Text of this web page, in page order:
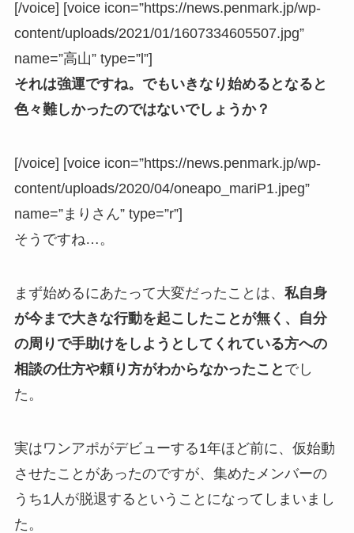
[/voice] [voice icon=”https://news.penmark.jp/wp-
content/uploads/2021/01/1607334605507.jpg”
name=”高山” type=”l”]
それは強運ですね。でもいきなり始めるとなると
色々難しかったのではないでしょうか？
[/voice] [voice icon=”https://news.penmark.jp/wp-
content/uploads/2020/04/oneapo_mariP1.jpeg”
name=”まりさん” type=”r”]
そうですね…。
まず始めるにあたって大変だったことは、 私自身
が今まで大きな行動を起こしたことが無く、自分
の周りで手助けをしようとしてくれている方への
相談の仕方や頼り方がわからなかったこと でし
た。
実はワンアポがデビューする1年ほど前に、仮始動
させたことがあったのですが、集めたメンバーの
うち1人が脱退するということになってしまいまし
た。